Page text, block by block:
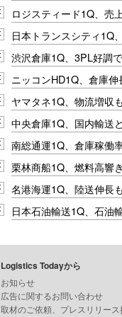
ロジスティード1Q、売
日本トランスシティ1Q
渋沢倉庫1Q、3PL好調
ニッコンHD1Q、倉庫伸
ヤマタネ1Q、物流増収
中央倉庫1Q、国内輸送
南総通運1Q、倉庫稼働
栗林商船1Q、燃料高響
名港海運1Q、陸送伸長
日本石油輸送1Q、石油
Logistics Todayから
お知らせ
広告に関するお問い合わせ
取材のご依頼、プレスリリー